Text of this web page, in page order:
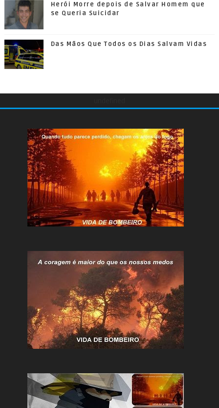
Herói Morre depois de Salvar Homem que
se Queria Suicidar
Das Mãos Que Todos os Dias Salvam Vidas